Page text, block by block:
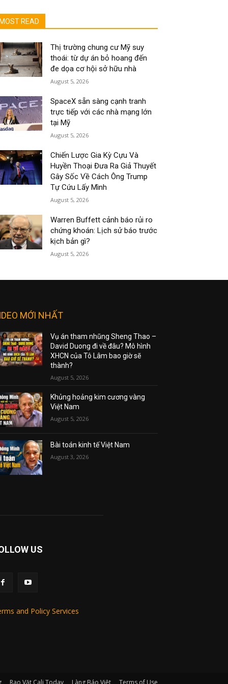
MOST READ
Thị trường chung cư Mỹ suy
thoái: từ dự án bỏ hoang đến
đe dọa cơ hội sở hữu nhà
August 5, 2026
SpaceX sẵn sàng cạnh tranh
trực tiếp với các nhà mạng lớn
tại Mỹ
August 5, 2026
Chiến Lược Gia Kỳ Cựu Và
Huyền Thoại Đưa Ra Giả Thuyết
Gây Sốc Về Cách Ông Trump
Tự Cứu Lấy Mình
August 5, 2026
Warren Buffett cảnh báo rủi ro
chứng khoán: Lịch sử báo trước
kịch bản gì?
August 5, 2026
MỚI NHẤT
Vụ án tham nhũng Sheng Thao –
David Duong đi về đâu? Mô hình
XHCN của Tô Lâm bao giờ sẽ
thành?
August 5, 2026
Khủng hoảng kim cương vàng
Việt Nam
August 5, 2026
Bài toán kinh tế Việt Nam
August 3, 2026
US
and Policy Services
Rao Vặt Cali Today Làng Báo Việt Terms of Use